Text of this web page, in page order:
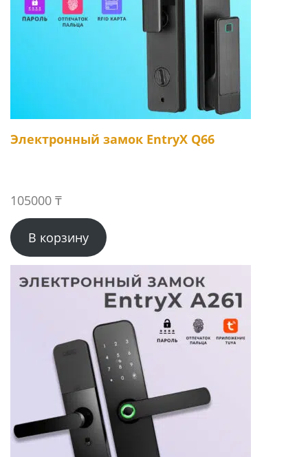
Электронный замок EntryX Q66
105000 ₸
В корзину